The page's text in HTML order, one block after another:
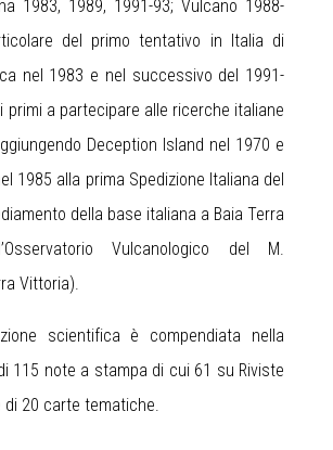
1983, 1989, 1991-93; Vulcano 1988-
del primo tentativo in Italia di
nel 1983 e nel successivo del 1991-
primi a partecipare alle ricerche italiane
Deception Island nel 1970 e
1985 alla prima Spedizione Italiana del
della base italiana a Baia Terra
Vulcanologico del M.
Vittoria).
scientifica è compendiata nella
115 note a stampa di cui 61 su Riviste
di 20 carte tematiche.